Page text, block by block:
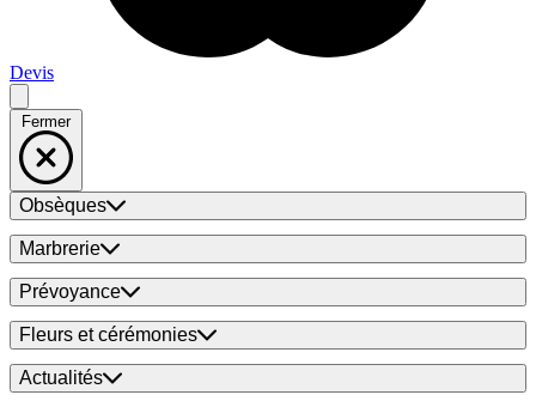
Devis
Fermer
Obsèques
Marbrerie
Prévoyance
Fleurs et cérémonies
Actualités